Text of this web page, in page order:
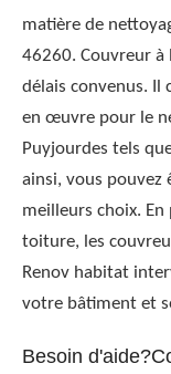
matière de
46260. Couvreur à
délais convenus.
en œuvre pour le
Puyjourdes tels
ainsi, vous pouvez
meilleurs choix.
toiture, les
Renov habitat
votre bâtiment et
Besoin